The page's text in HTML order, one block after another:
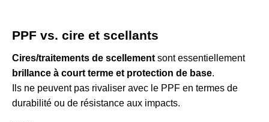
PPF vs. cire et scellants
Cires/traitements de scellement sont essentiellement
brillance à court terme et protection de base.
Ils ne peuvent pas rivaliser avec le PPF en termes de
durabilité ou de résistance aux impacts.